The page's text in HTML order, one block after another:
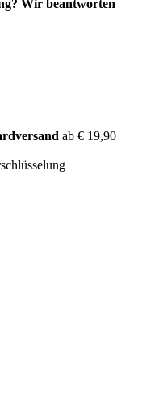
Wir beantworten
ab € 19,90